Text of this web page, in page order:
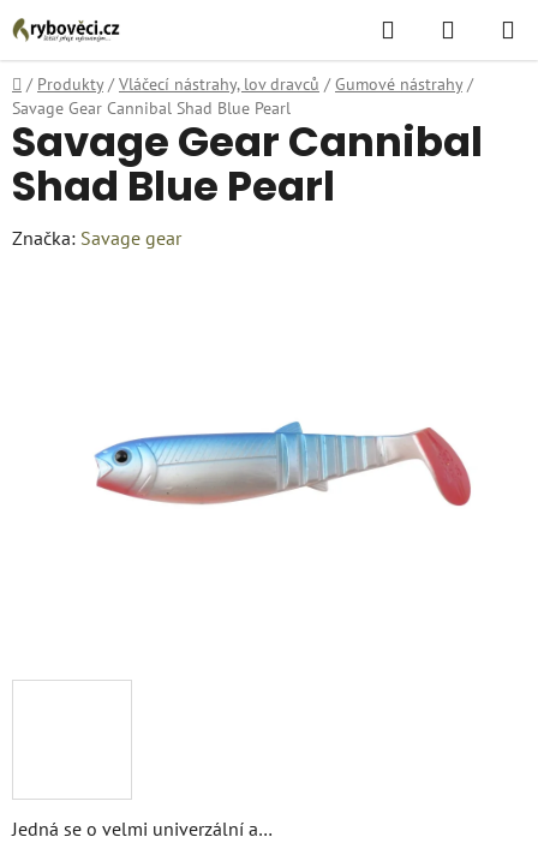
Přejít
na
obsah
Hledat
KOŠÍK
Domů
/ Produkty / Vláčecí nástrahy, lov dravců / Gumové nástrahy /
Savage Gear Cannibal Shad Blue Pearl
Jedná se o velmi univerzální a…
Savage Gear Cannibal
Shad Blue Pearl
Značka: Savage gear